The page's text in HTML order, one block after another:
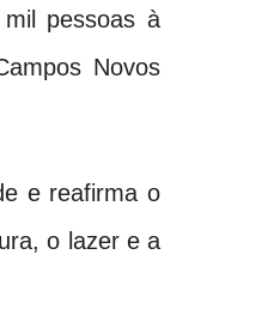
pessoas à
Novos
e reafirma o
o lazer e a